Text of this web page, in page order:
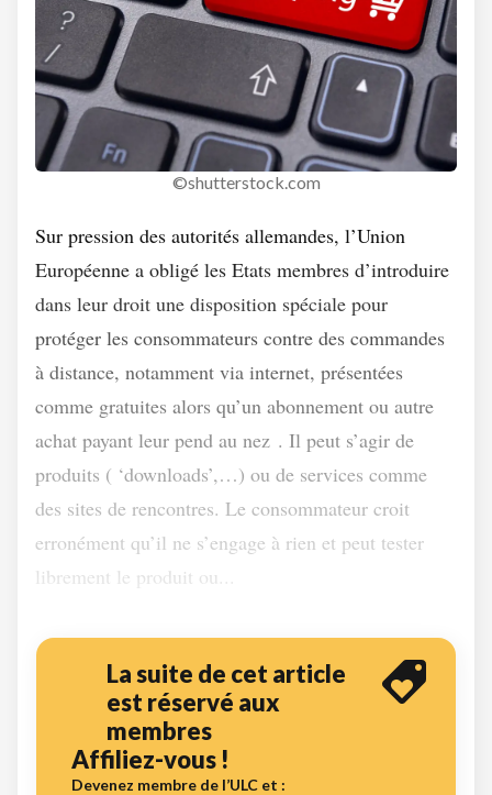
©shutterstock.com
Sur pression des autorités allemandes, l’Union
Européenne a obligé les Etats membres d’introduire
dans leur droit une disposition spéciale pour
protéger les consommateurs contre des commandes
à distance, notamment via internet, présentées
comme gratuites alors qu’un abonnement ou autre
achat payant leur pend au nez . Il peut s’agir de
produits ( ‘downloads’,…) ou de services comme
des sites de rencontres. Le consommateur croit
erronément qu’il ne s’engage à rien et peut tester
librement le produit ou...
La suite de cet article
est réservé aux
membres
Affiliez-vous !
Devenez membre de l’ULC et :